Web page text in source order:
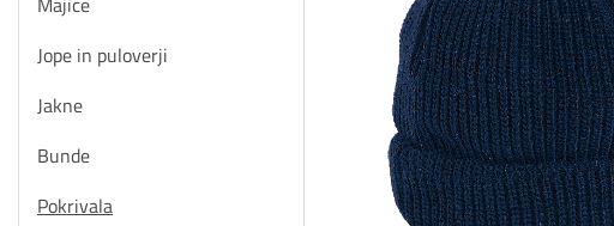
Jope in puloverji
Jakne
Bunde
Pokrivala